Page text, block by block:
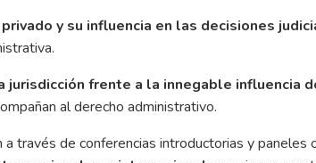
y su influencia en las decisiones
jurisdicción frente a la innegable influencia
al derecho administrativo.
través de conferencias introductorias y paneles